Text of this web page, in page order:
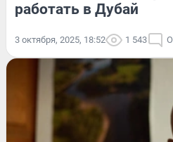
работать в Дубай
3 октября, 2025, 18:52 1 543